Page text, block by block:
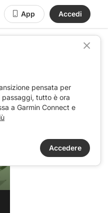
App Accedi
pensata per
tutto è ora
a Garmin Connect e
Accedere